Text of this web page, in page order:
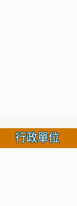
行政單位